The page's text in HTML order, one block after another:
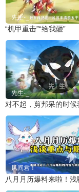
先生-_
“机甲重击”“给我砸”
先生-_
风间君！